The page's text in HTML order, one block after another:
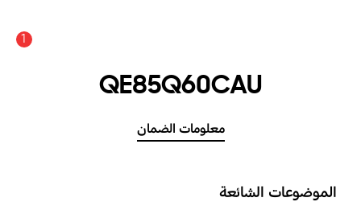
1
QE85Q60CAU
معلومات الضمان
الموضوعات الشائعة